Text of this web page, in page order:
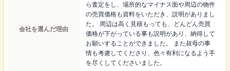
会社を選んだ理由
ら査定をし、場所的なマイナス面や周辺の物件
の売買価格も資料をいただき、説明がありまし
た。 周辺は高く見積もっても、どんどん売買
価格が下がっている事も説明があり、納得して
お願いすることができました。 また叔母の事
情も考慮してくださり、色々有利になるよう手
を尽くしてくださいました。